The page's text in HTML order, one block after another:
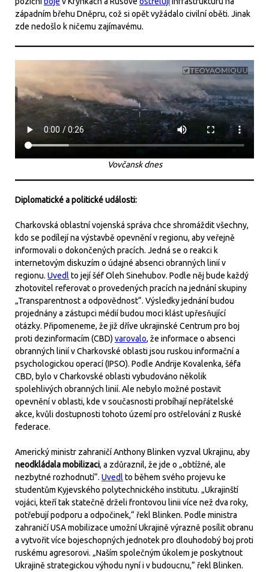
západním břehu Dněpru, což si opět vyžádalo civilní oběti. Jinak
zde nedošlo k ničemu zajímavému.
Vovčansk dnes
Diplomatické a politické události:
Charkovská oblastní vojenská správa chce shromáždit všechny,
kdo se podílejí na výstavbě opevnění v regionu, aby veřejně
informovali o dokončených pracích. Jedná se o reakci k
internetovým diskuzím o údajné absenci obranných linií v
regionu. Uvedl to její šéf Oleh Sinehubov. Podle něj bude každý
zhotovitel referovat o provedených pracích na jednání skupiny
„Transparentnost a odpovědnost“. Výsledky jednání budou
projednány a zástupci médií budou moci klást upřesňující
otázky. Připomeneme, že již dříve ukrajinské Centrum pro boj
proti dezinformacím (CBD) varovalo, že informace o absenci
obranných linií v Charkovské oblasti jsou ruskou informační a
psychologickou operací (IPSO). Podle Andrije Kovalenka, šéfa
CBD, bylo v Charkovské oblasti vybudováno několik
spolehlivých obranných linií. Ale nebylo možné postavit
opevnění v oblasti, kde v současnosti probíhají nepřátelské
akce, kvůli dostupnosti tohoto území pro ostřelování z Ruské
federace.
Americký ministr zahraničí Anthony Blinken vyzval Ukrajinu, aby
neodkládala mobilizaci, a zdůraznil, že jde o „obtížné, ale
nezbytné rozhodnutí“. Uvedl to během svého projevu ke
studentům Kyjevského polytechnického institutu. „Ukrajinští
vojáci, kteří tak statečně drželi frontovou linii více než dva roky,
potřebují podporu a odpočinek,“ řekl Blinken. Podle ministra
zahraničí USA mobilizace umožní Ukrajině výrazně posílit obranu
a vytvořit více bojeschopných jednotek pro dlouhodobý boj proti
ruskému agresorovi. „Naším společným úkolem je poskytnout
Ukrajině strategickou výhodu nyní i v budoucnu,“ řekl Blinken.